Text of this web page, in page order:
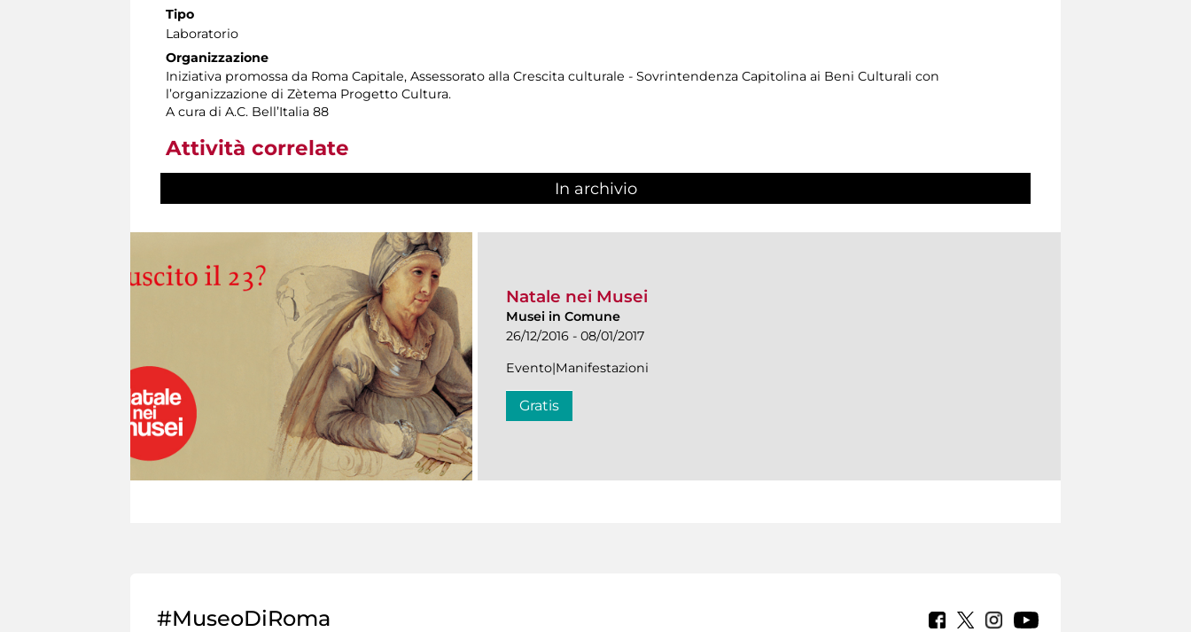
Tipo
Laboratorio
Organizzazione
Iniziativa promossa da Roma Capitale, Assessorato alla Crescita culturale - Sovrintendenza Capitolina ai Beni Culturali con
l’organizzazione di Zètema Progetto Cultura.
A cura di A.C. Bell’Italia 88
Attività correlate
In archivio
Natale nei Musei
Musei in Comune
26/12/2016 - 08/01/2017
Evento|Manifestazioni
Gratis
#MuseoDiRoma